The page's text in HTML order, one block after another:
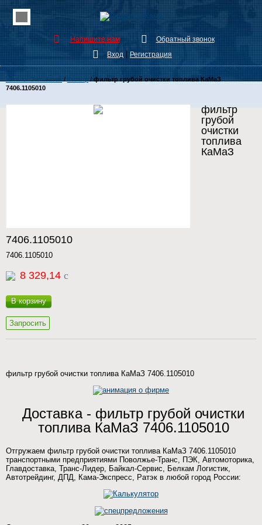
Напишите нам
Обратный звонок
Вход
Регистрация
Каталог Запчастей/Фильтр/фильтр грубой очистки топлива КаМаЗ
7406.1105010
фильтр
грубой
очистки
топлива
КаМаЗ
7406.1105010
7406.1105010
8 329,14 c
В корзину
Запросить
фильтр грубой очистки топлива КаМаЗ 7406.1105010
Доставка - фильтр грубой очистки
топлива КаМаЗ 7406.1105010
Отгружаем фильтр грубой очистки топлива КаМаЗ 7406.1105010
транспортными предприятиями Поволжье-Транс, ПЭК, Автомоторика,
Главдоставка, Транс-Лидер, Байкал-Сервис, Белкам Логистик,
Автотрейдинг, ДПД, Кама-Экспресс, Ратэк в любой город России: